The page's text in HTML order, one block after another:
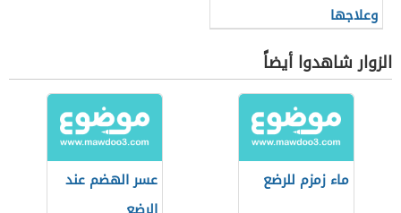
وعلاجها
الزوار شاهدوا أيضاً
ماء زمزم للرضع
عسر الهضم عند